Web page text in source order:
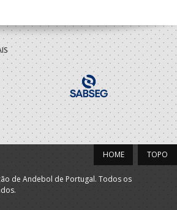
NHCTBH
Técnico
-
Técnico
NHCTBH
Seniores M - And. Praia
NHCTBH
Técnico
TOPO
HOME
de Andebol de Portugal. Todos os